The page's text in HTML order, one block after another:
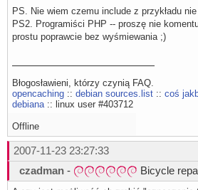
PS. Nie wiem czemu include z przykładu
PS2. Programiści PHP -- proszę nie
prostu poprawcie bez wyśmiewania ;)
Błogosławieni, którzy czynią FAQ.
opencaching :: debian sources.list :: coś
debiana:: linux user #403712
Offline
2007-11-23 23:27:33
czadman - Bicycle